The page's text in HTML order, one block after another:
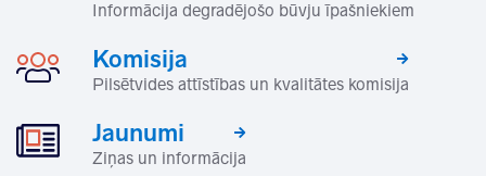
Informācija degradējošo būvju īpašniekiem
Komisija
Pilsētvides attīstības un kvalitātes komisija
Jaunumi
Ziņas un informācija